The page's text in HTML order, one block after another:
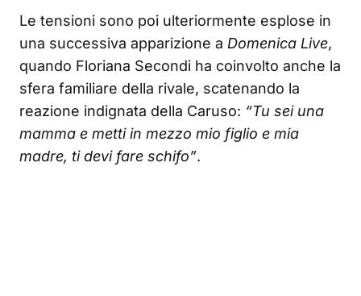
Le tensioni sono poi ulteriormente esplose in
una successiva apparizione a Domenica Live,
quando Floriana Secondi ha coinvolto anche la
sfera familiare della rivale, scatenando la
reazione indignata della Caruso: “Tu sei una
mamma e metti in mezzo mio figlio e mia
madre, ti devi fare schifo”.